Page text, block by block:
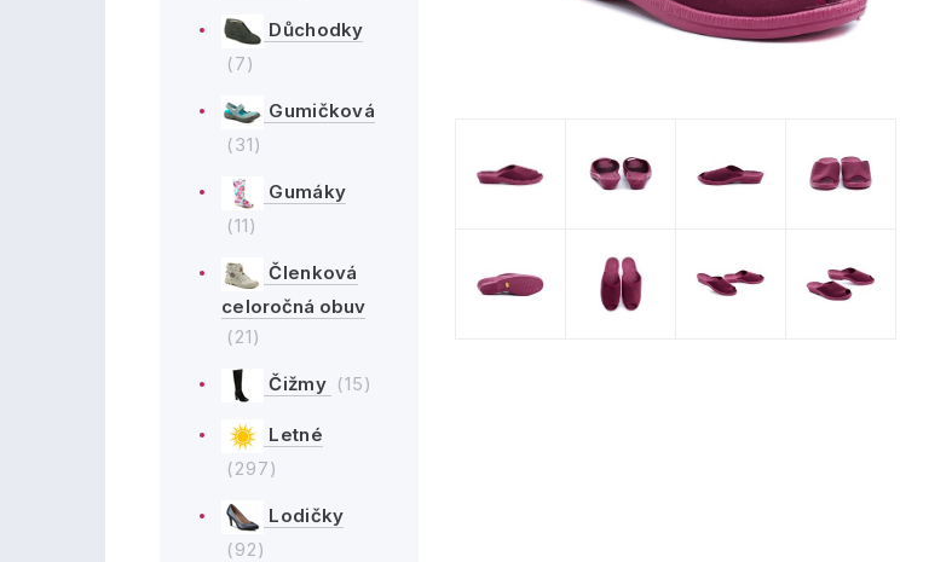
Důchodky
(7)
Gumičková
(31)
Gumáky
(11)
Členková
celoročná obuv
(21)
Čižmy (15)
Letné
(297)
Lodičky
(92)